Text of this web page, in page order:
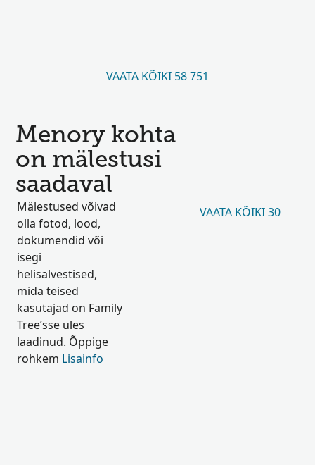
VAATA KÕIKI 58 751
Menory kohta
on mälestusi
saadaval
Mälestused võivad
olla fotod, lood,
dokumendid või
isegi
helisalvestised,
mida teised
kasutajad on Family
Tree’sse üles
laadinud. Õppige
rohkem Lisainfo
VAATA KÕIKI 30